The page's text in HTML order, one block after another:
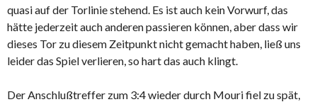
quasi auf der Torlinie stehend. Es ist auch kein Vorwurf, das
hätte jederzeit auch anderen passieren können, aber dass wir
dieses Tor zu diesem Zeitpunkt nicht gemacht haben, ließ uns
leider das Spiel verlieren, so hart das auch klingt.
Der Anschlußtreffer zum 3:4 wieder durch Mouri fiel zu spät,